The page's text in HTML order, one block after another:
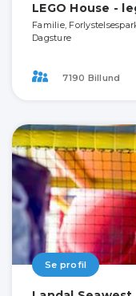
LEGO House -
Familie,
Dagsture
7190 Billund
Se profil